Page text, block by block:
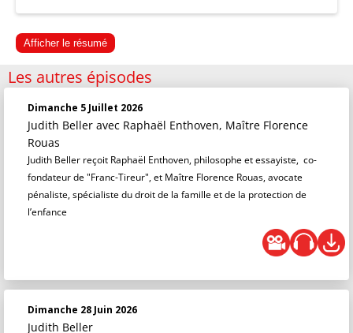
Afficher le résumé
Les autres épisodes
Dimanche 5 Juillet 2026
Judith Beller avec Raphaël Enthoven, Maître Florence
Rouas
Judith Beller reçoit Raphaël Enthoven, philosophe et essayiste, co-
fondateur de "Franc-Tireur", et Maître Florence Rouas, avocate
pénaliste, spécialiste du droit de la famille et de la protection de
l’enfance
Dimanche 28 Juin 2026
Judith Beller